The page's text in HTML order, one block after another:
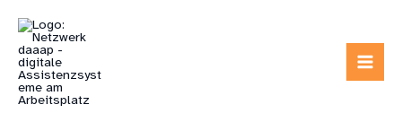
Inhalt
springen